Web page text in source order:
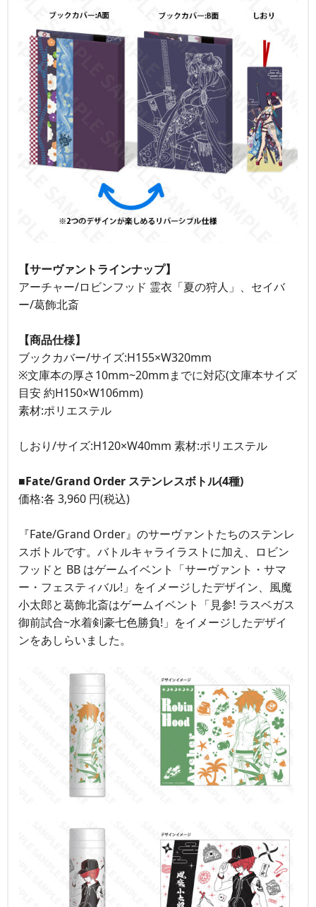
【サーヴァントラインナップ】
アーチャー/ロビンフッド 霊衣「夏の狩人」、セイバ
ー/葛飾北斎
【商品仕様】
ブックカバー/サイズ:H155×W320mm
※文庫本の厚さ10mm~20mmまでに対応(文庫本サイズ
目安 約H150×W106mm)
素材:ポリエステル
しおり/サイズ:H120×W40mm 素材:ポリエステル
■Fate/Grand Order ステンレスボトル(4種)
価格:各 3,960 円(税込)
『Fate/Grand Order』のサーヴァントたちのステンレ
スボトルです。バトルキャライラストに加え、ロビン
フッドと BB はゲームイベント「サーヴァント・サマ
ー・フェスティバル!」をイメージしたデザイン、風魔
小太郎と葛飾北斎はゲームイベント「見参! ラスベガス
御前試合~水着剣豪七色勝負!」をイメージしたデザイ
ンをあしらいました。